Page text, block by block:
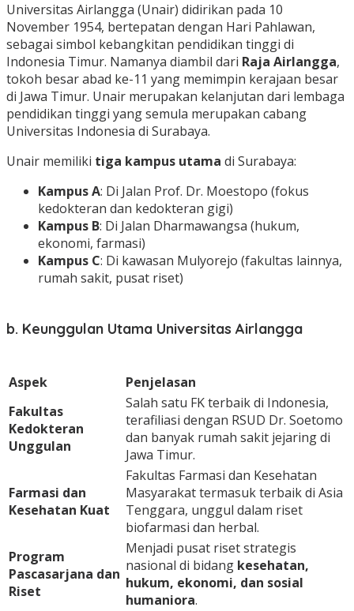
Universitas Airlangga (Unair) didirikan pada 10
November 1954, bertepatan dengan Hari Pahlawan,
sebagai simbol kebangkitan pendidikan tinggi di
Indonesia Timur. Namanya diambil dari Raja Airlangga,
tokoh besar abad ke-11 yang memimpin kerajaan besar
di Jawa Timur. Unair merupakan kelanjutan dari lembaga
pendidikan tinggi yang semula merupakan cabang
Universitas Indonesia di Surabaya.
Unair memiliki tiga kampus utama di Surabaya:
Kampus A: Di Jalan Prof. Dr. Moestopo (fokus
kedokteran dan kedokteran gigi)
Kampus B: Di Jalan Dharmawangsa (hukum,
ekonomi, farmasi)
Kampus C: Di kawasan Mulyorejo (fakultas lainnya,
rumah sakit, pusat riset)
b. Keunggulan Utama Universitas Airlangga
Aspek
Penjelasan
Fakultas
Kedokteran
Unggulan
Salah satu FK terbaik di Indonesia,
terafiliasi dengan RSUD Dr. Soetomo
dan banyak rumah sakit jejaring di
Jawa Timur.
Farmasi dan
Kesehatan Kuat
Fakultas Farmasi dan Kesehatan
Masyarakat termasuk terbaik di Asia
Tenggara, unggul dalam riset
biofarmasi dan herbal.
Program
Pascasarjana dan
Riset
Menjadi pusat riset strategis
nasional di bidang kesehatan,
hukum, ekonomi, dan sosial
humaniora.